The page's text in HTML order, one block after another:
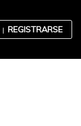
REGISTRARSE